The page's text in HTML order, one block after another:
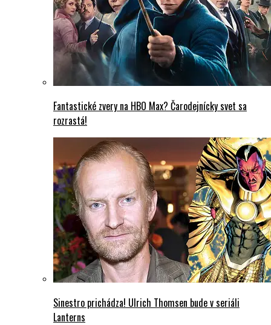
Fantastické zvery na HBO Max? Čarodejnícky svet sa
rozrastá!
Sinestro prichádza! Ulrich Thomsen bude v seriáli
Lanterns